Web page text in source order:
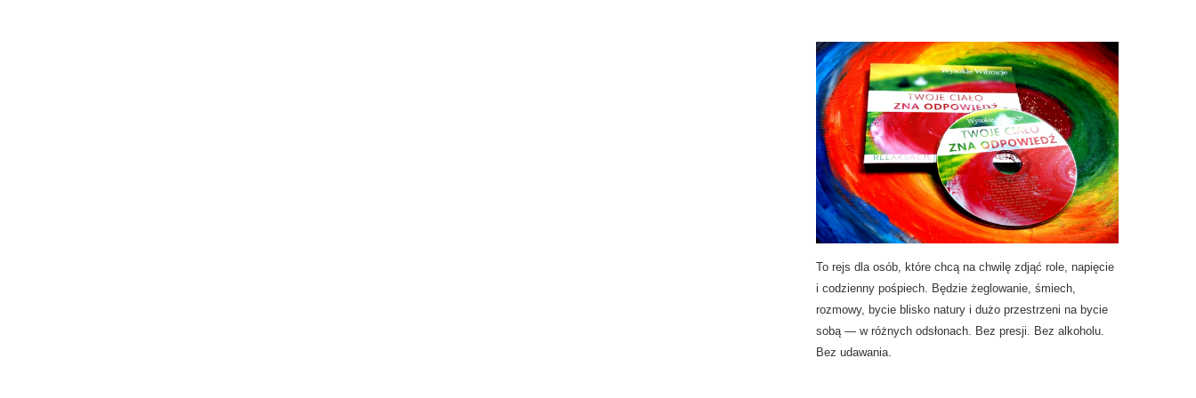
To rejs dla osób, które chcą na chwilę zdjąć role, napięcie
i codzienny pośpiech. Będzie żeglowanie, śmiech,
rozmowy, bycie blisko natury i dużo przestrzeni na bycie
sobą — w różnych odsłonach. Bez presji. Bez alkoholu.
Bez udawania.